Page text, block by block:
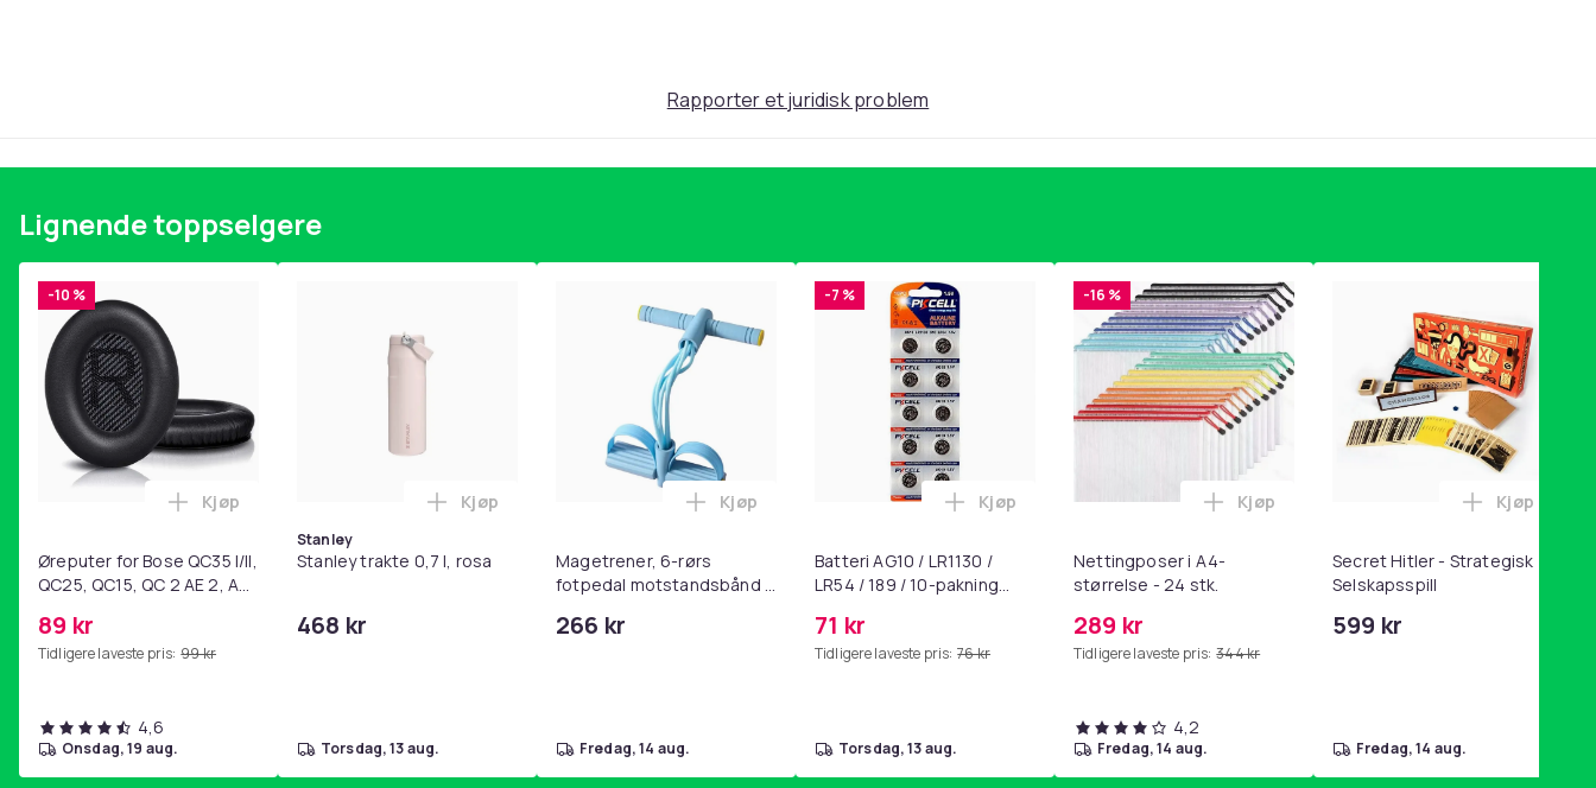
Rapporter et juridisk problem
Lignende toppselgere
-10 %
Øreputer for Bose QC35 I/II,
QC25, QC15, QC 2 AE 2, AE
SoundLink Black
89 kr
Tidligere laveste pris: 99 kr
Legg Øreputer for Bose QC35 I/II, QC25, QC15, QC 2 AE 2, AE 2i, AE 2w, SoundTrue, SoundLink Black i handlekurven
Kjøp
4,6
onsdag, 19 aug.
Stanley
Stanley trakte 0,7 l, rosa
468 kr
Legg Stanley trakte 0,7 l, rosa i handlekurven
Kjøp
torsdag, 13 aug.
Magetrener, 6-rørs
fotpedal motstandsbånd -
yoga og
266 kr
Legg Magetrener, 6-rørs fotpedal motstandsbånd - mage- og kjernetrening, yoga og
Kjøp
fredag, 14 aug.
-7 %
Batteri AG10 / LR1130 /
LR54 / 189 / 10-pakning
71 kr
Tidligere laveste pris: 76 kr
Legg Batteri AG10 / LR1130 / LR54 / 189 / 10-pakning PKcell i
Kjøp
torsdag, 13 aug.
-16 %
Nettingposer i A4-
størrelse - 24 stk.
289 kr
Tidligere laveste pris: 344 kr
Legg Nettingposer i A4-størrelse - 24
Kjøp
4,2
fredag, 14 aug.
Secret Hitler - Strategisk
Selskapsspill
599 kr
Legg
Kjøp
fredag, 14 aug.